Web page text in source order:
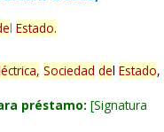
l Estado.
Sociedad del Estado,
préstamo: Signatura